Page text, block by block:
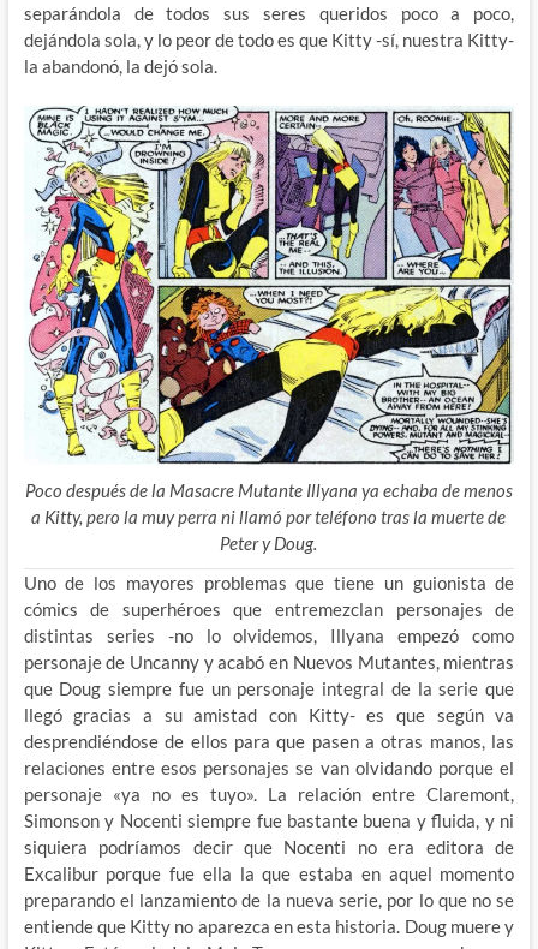
separándola de todos sus seres queridos poco a poco,
dejándola sola, y lo peor de todo es que Kitty -sí, nuestra Kitty-
la abandonó, la dejó sola.
Poco después de la Masacre Mutante Illyana ya echaba de menos
a Kitty, pero la muy perra ni llamó por teléfono tras la muerte de
Peter y Doug.
Uno de los mayores problemas que tiene un guionista de
cómics de superhéroes que entremezclan personajes de
distintas series -no lo olvidemos, Illyana empezó como
personaje de Uncanny y acabó en Nuevos Mutantes, mientras
que Doug siempre fue un personaje integral de la serie que
llegó gracias a su amistad con Kitty- es que según va
desprendiéndose de ellos para que pasen a otras manos, las
relaciones entre esos personajes se van olvidando porque el
personaje «ya no es tuyo». La relación entre Claremont,
Simonson y Nocenti siempre fue bastante buena y fluida, y ni
siquiera podríamos decir que Nocenti no era editora de
Excalibur porque fue ella la que estaba en aquel momento
preparando el lanzamiento de la nueva serie, por lo que no se
entiende que Kitty no aparezca en esta historia. Doug muere y